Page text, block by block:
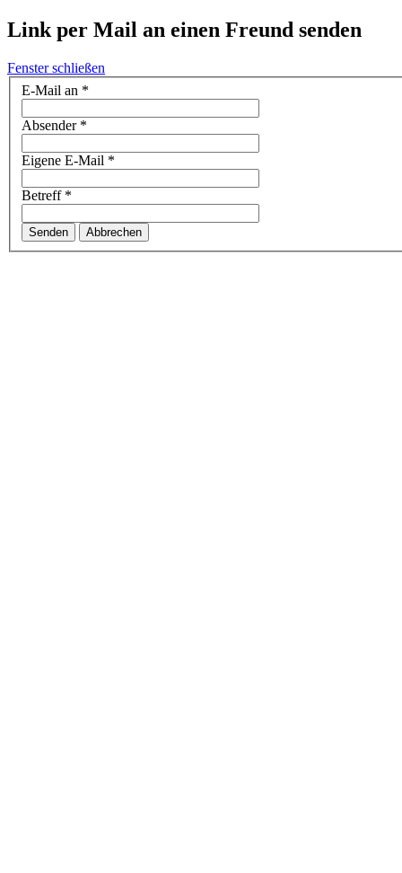
Link per Mail an einen Freund senden
Fenster schließen
E-Mail an *
Absender*
Eigene E-Mail *
Betreff*
Senden Abbrechen